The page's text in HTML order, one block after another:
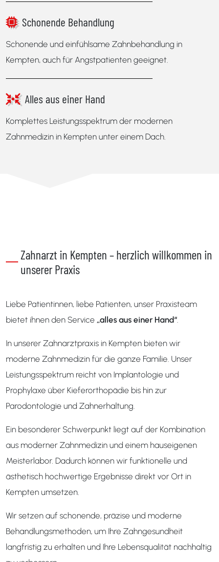
Schonende Behandlung
Schonende und einfühlsame Zahnbehandlung in
Kempten, auch für Angstpatienten geeignet.
Alles aus einer Hand
Komplettes Leistungsspektrum der modernen
Zahnmedizin in Kempten unter einem Dach.
Zahnarzt in Kempten – herzlich willkommen in
unserer Praxis
Liebe Patientinnen, liebe Patienten, unser Praxisteam
bietet ihnen den Service „alles aus einer Hand“.
In unserer Zahnarztpraxis in Kempten bieten wir
moderne Zahnmedizin für die ganze Familie. Unser
Leistungsspektrum reicht von Implantologie und
Prophylaxe über Kieferorthopädie bis hin zur
Parodontologie und Zahnerhaltung.
Ein besonderer Schwerpunkt liegt auf der Kombination
aus moderner Zahnmedizin und einem hauseigenen
Meisterlabor. Dadurch können wir funktionelle und
ästhetisch hochwertige Ergebnisse direkt vor Ort in
Kempten umsetzen.
Wir setzen auf schonende, präzise und moderne
Behandlungsmethoden, um Ihre Zahngesundheit
langfristig zu erhalten und Ihre Lebensqualität nachhaltig